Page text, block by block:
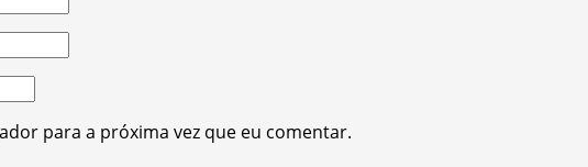
para a próxima vez que eu comentar.